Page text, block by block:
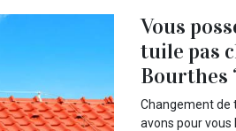
Vous
tuile pas
Bourthes
Changement de
avons pour